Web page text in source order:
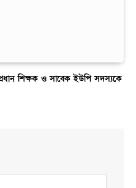
প্রধান শিক্ষক ও সাবেক ইউপি সদস্যকে